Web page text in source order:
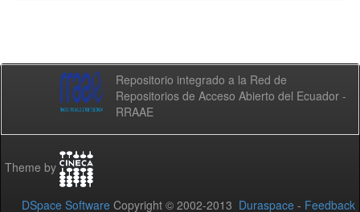
Repositorio integrado a la Red de
Repositorios de Acceso Abierto del Ecuador -
RRAAE
Theme by
DSpace Software Copyright © 2002-2013 Duraspace - Feedback